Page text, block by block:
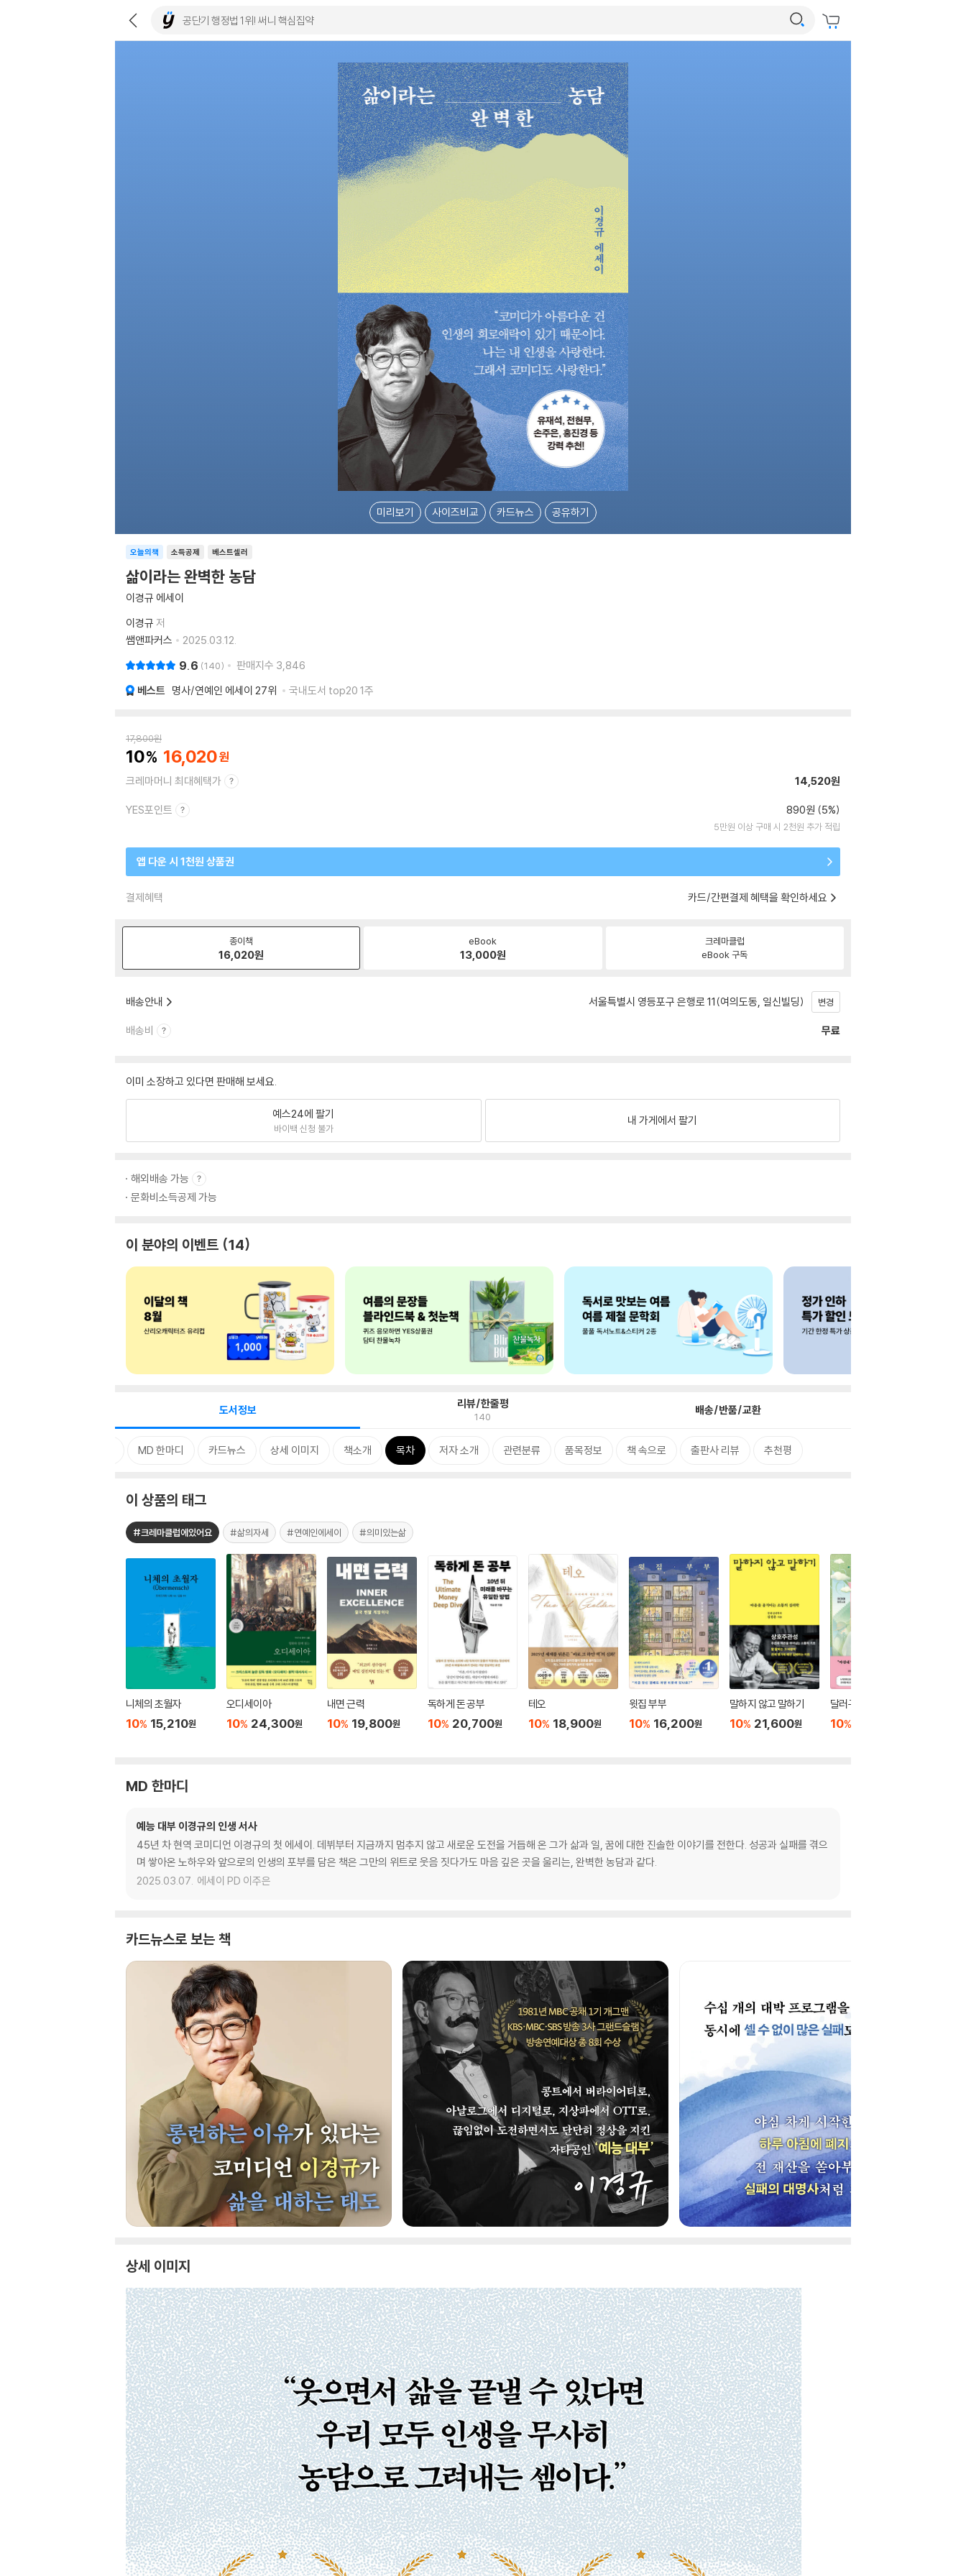
미리보기 사이즈비교 카드뉴스 공유하기
소득공제 베스트셀러
오늘의책
삶이라는 완벽한 농담
이경규 에세이
이경규 저
쌤앤파커스
2025.03.12.
9.6 140 판매지수 3,846
베스트 명사/연예인 에세이 27위 국내도서 top20 1주
17,800원
10 16,020
크레마머니 최대혜택가 14,520원
YES포인트 890원 (5%)
5만원 이상 구매 시 2천원 추가 적립
앱 다운 시 1천원 상품권
결제혜택 카드/간편결제 혜택을 확인하세요
종이책
16,020원
eBook
13,000원
크레마클럽
eBook 구독
배송안내 서울특별시 영등포구 은행로 11(여의도동, 일신빌딩) 변경
배송비 무료
이미 소장하고 있다면 판매해 보세요.
예스24에 팔기
바이백 신청 불가
내 가게에서 팔기
해외배송 가능
문화비소득공제 가능
이 분야의 이벤트 14
도서정보 리뷰/한줄평
140 배송/반품/교환
MD 한마디 카드뉴스 상세 이미지 책소개 목차 저자 소개 관련분류 품목정보 책 속으로 출판사 리뷰 추천평
이 상품의 태그
#크레마클럽에있어요 #삶의자세 #연예인에세이 #의미있는삶
니체의 초월자
10% 15,210원
오디세이아
10% 24,300원
내면 근력
10% 19,800원
독하게 돈 공부
10% 20,700원
테오
10% 18,900원
윗집 부부
10% 16,200원
말하지 않고 말하기
10% 21,600원
달러구트 꿈 백화점 0
10%
MD 한마디
예능 대부 이경규의 인생 서사
45년 차 현역 코미디언 이경규의 첫 에세이. 데뷔부터 지금까지 멈추지 않고 새로운 도전을 거듭해 온 그가 삶과 일, 꿈에 대한 진솔한 이야기를 전한다. 성공과 실패를 겪으
며 쌓아온 노하우와 앞으로의 인생의 포부를 담은 책은 그만의 위트로 웃음 짓다가도 마음 깊은 곳을 울리는, 완벽한 농담과 같다.
2025.03.07. 에세이 PD 이주은
카드뉴스로 보는 책
상세 이미지